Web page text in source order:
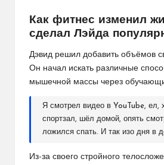
Как фитнес изменил
сделал Лэйда
Дэвид решил добавить объёмов
Он начал искать различные
мышечной массы через
Я смотрел видео в YouTube, ел,
спортзал, шёл домой, опять
ложился спать. И так изо дня в
Из-за своего стройного